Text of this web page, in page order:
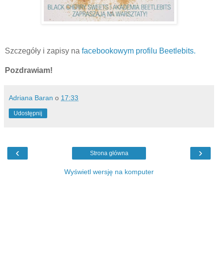
Szczegóły i zapisy na facebookowym profilu Beetlebits.
Pozdrawiam!
Adriana Baran o 17:33
Udostępnij
‹ ›
Strona główna
Wyświetl wersję na komputer